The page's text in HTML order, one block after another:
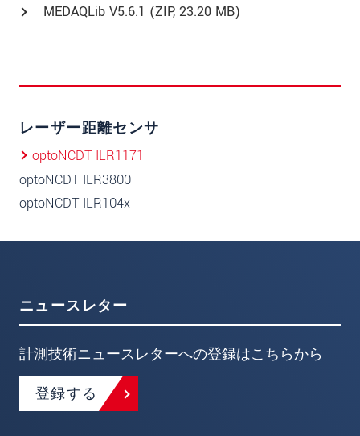
MEDAQLib V5.6.1 (ZIP, 23.20 MB)
レーザー距離センサ
optoNCDT ILR1171
optoNCDT ILR3800
optoNCDT ILR104x
ニュースレター
計測技術ニュースレターへの登録はこちらから
登録する